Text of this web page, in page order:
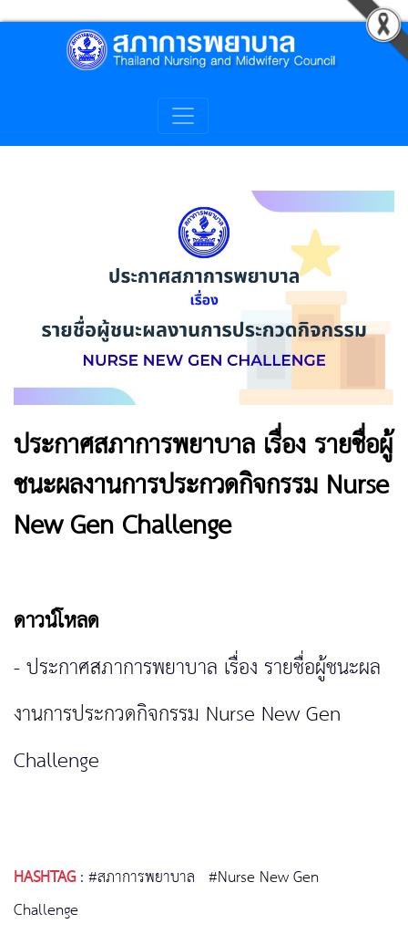
ประกาศสภาการพยาบาล เรื่อง รายชื่อผู้
ชนะผลงานการประกวดกิจกรรม Nurse
New Gen Challenge
ดาวน์โหลด
-ประกาศสภาการพยาบาล เรื่อง รายชื่อผู้ชนะผล
งานการประกวดกิจกรรม Nurse New Gen
Challenge
HASHTAG:#สภาการพยาบาล #Nurse New Gen
Challenge